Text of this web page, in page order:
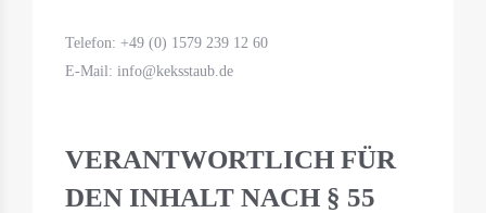
Telefon: +49 (0) 1579 239 12 60
E-Mail: info@keksstaub.de
VERANTWORTLICH FÜR
DEN INHALT NACH § 55